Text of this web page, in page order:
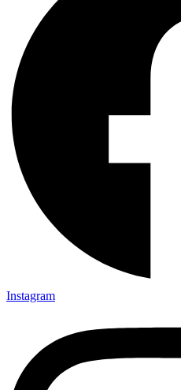
Instagram